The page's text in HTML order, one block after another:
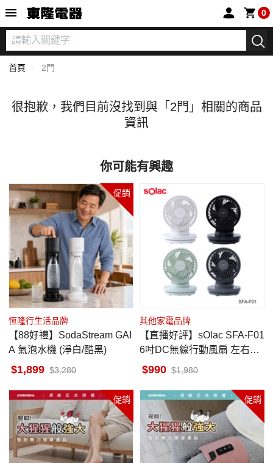
0
首頁 2門
很抱歉，我們目前沒找到與「 2門」相關的商品
資訊
你可能有興趣
促銷
恆隆行生活品牌
【88好禮】SodaStream GAI
A 氣泡水機 (淨白/酷黑)
1,899 3,280
其他家電品牌
【直播好評】sOlac SFA-F01
6吋DC無線行動風扇 左右擺
頭990 1,980
促銷 促銷